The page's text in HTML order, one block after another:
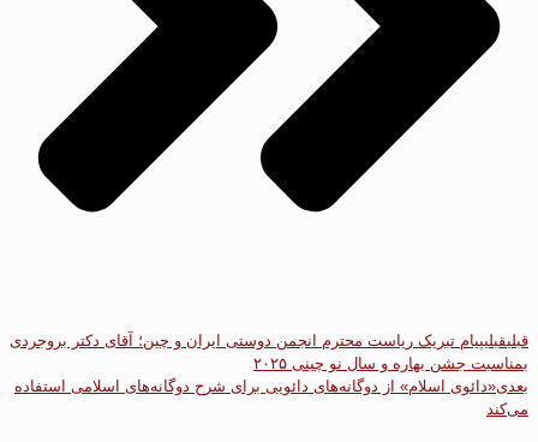
قبلیقبلیپیام تبریک ریاست محترم انجمن دوستی ایران و چین؛ آقای دکتر بروجردی
بمناسبت جشن بهاره و سال نو چینی ۲۰۲۵
بعدی«دائوی اسلام» از دوگانه‌های دائویی برای شرح دوگانه‌های اسلامی استفاده
می‌کند